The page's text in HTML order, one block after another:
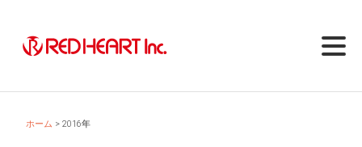
content
ホーム 2016年